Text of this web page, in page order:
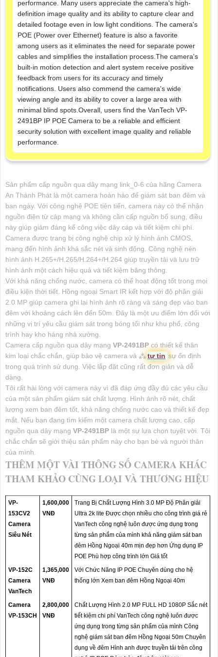
performance. Many users appreciate the camera's high-
definition image quality and its ability to capture clear and
detailed footage even in low light conditions. The camera's
POE (Power over Ethernet) feature is also a favorite
among users as it eliminates the need for separate power
cables and simplifies the installation process.The camera's
built-in motion detection and alert system receive positive
feedback from users for its accuracy and timely
notifications. Users also commend the camera's wide
viewing angle and its ability to cover a large area with
minimal blind spots.Overall, users find the VanTech VP-
2491BP IP POE Camera to be a reliable and efficient
security solution with excellent image quality and reliable
performance.
Sản phẩm cấp nguồn qua dây mạng link_0-6 của hãng Camera
An Thành Phát là một camera hoàn hảo để giám sát ban đêm và
ban ngày. Với công nghệ POE tiên tiến, camera này có thể nhận
nguồn điện từ cáp mạng và không cần cấp nguồn bổ sung, điều
này giúp giảm đáng kể công việc dây cáp và tiết kiệm chi phí.
Camera được trang bị công nghệ chip xử lý hình ảnh CMOS,
mang đến hình ảnh khá sắc nét và sinh động. Công nghệ nén
hình ảnh H.265+/H.265/H.264+/H.264 giúp truyền tải và lưu trữ
hình ảnh một cách hiệu quả và tiết kiệm băng thông.
Với khả năng chống nước, camera có thể hoạt động tốt trong mọi
điều kiện thời tiết. Hồng ngoại Smart IR kết hợp với độ phân giải
2.0 MP giúp camera ghi lại hình ảnh rõ ràng và sáng đẹp vào ban
đêm với khoảng cách lên đến 50m. Đây là một ưu điểm lớn đối với
những vị trí yêu cầu giám sát trong bóng tối như khu phố, công
trình hay kho hàng nhà xưởng.
Camera cấp nguồn qua dây mạng VP-2491BPcó thiết kế thân
kim loại chắc chắn, giúp bảo vệ camera và ⁂tự tin sự ổn định
trong quá trình sử dụng. Việc lắp đặt cũng rất đơn giản và dễ
dàng.
Tôi rất hài lòng với camera này vì đã đáp ứng đầy đủ các yêu cầu
của một sản phẩm giám sát chất lượng. Hình ảnh rõ nét, chất
lượng xem ban đêm tốt, khả năng chống nước cao và thiết kế đẹp
mắt. Nếu bạn đang tìm kiếm một camera chất lượng cao, cấp
nguồn qua dây mạng VP-2491BP là một sự lựa chọn tuyệt vời. Tôi
chắc chắn sẽ giới thiệu sản phẩm này cho bạn bè và người thân
của mình.
THÊM MỘT VÀI THÔNG SỐ CAMERA KHÁC
THAM KHẢO CÙNG LOẠI VÀ THƯƠNG HIỆU
VP-
153CV2
Camera
Siêu Nét
1,600,000
VNĐ
Trang Bị Chất Lượng Hình 3.0 MP Độ Phân giải
Ultra 2k lite Được chọn nhiều cho công trình giá rẻ
VanTech công nghệ luôn được ứng dụng trong
từng sản phẩm của mình khả năng giám sát ban
đêm Hồng Ngoại 40m mịn đẹp hơn Ứng dụng IP
POE Phù hợp công trình lớn Giá tốt
VP-152C
Camera
VanTech
1,365,000
VNĐ
Với Chức Năng IP POE Chuyên dùng cho hệ
thống lớn Xem ban đêm Hồng Ngoại 40m
Camera
VP-153CH
2,800,000
VNĐ
Chất Lượng Hình 2.0 MP FULL HD 1080P Sắc nét
tiết kiệm chi phí VanTech công nghệ luôn được
ứng dụng trong từng sản phẩm của mình Công
nghệ giám sát ban đêm Hồng Ngoại 50m Chuyên
dụng về đêm Hình anh được truyền tải trên công